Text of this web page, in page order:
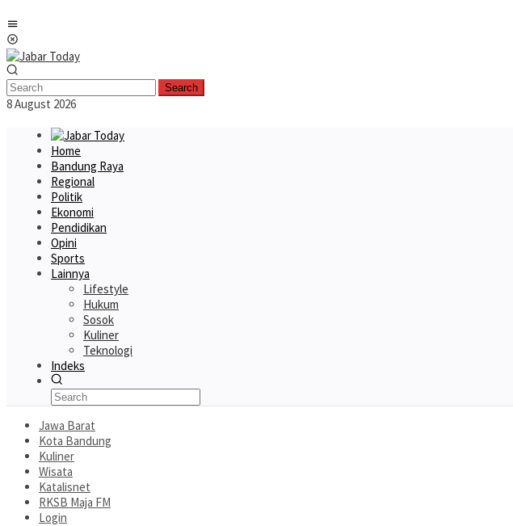
to
content
Search
8 August 2026
Home
Bandung Raya
Regional
Politik
Ekonomi
Pendidikan
Opini
Sports
Lainnya
Lifestyle
Hukum
Sosok
Kuliner
Teknologi
Indeks
Jawa Barat
Kota Bandung
Kuliner
Wisata
Katalisnet
RKSB Maja FM
Login